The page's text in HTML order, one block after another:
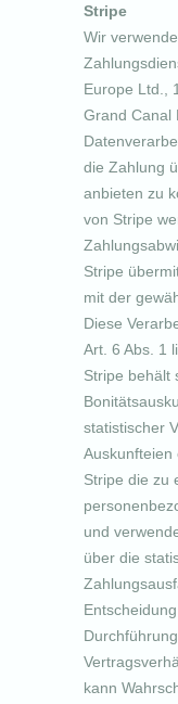
Stripe
Wir
Europe Ltd.,
Grand Canal
die Zahlung
anbieten zu
von Stripe
Stripe
mit der
Diese
Art. 6 Abs. 1
Stripe behält
statistischer
Auskunfteien
Stripe die zu
und
über die
kann